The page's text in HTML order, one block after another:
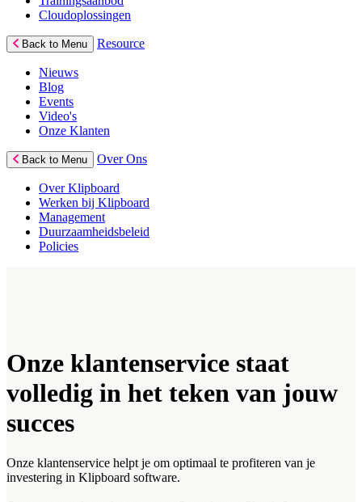
Cloudoplossingen
Back to Menu Resource
Nieuws
Blog
Events
Video's
Onze Klanten
Back to Menu Over Ons
Over Klipboard
Werken bij Klipboard
Management
Duurzaamheidsbeleid
Policies
Onze klantenservice staat
volledig in het teken van jouw
succes
Onze klantenservice helpt je om optimaal te profiteren van je
investering in Klipboard software.